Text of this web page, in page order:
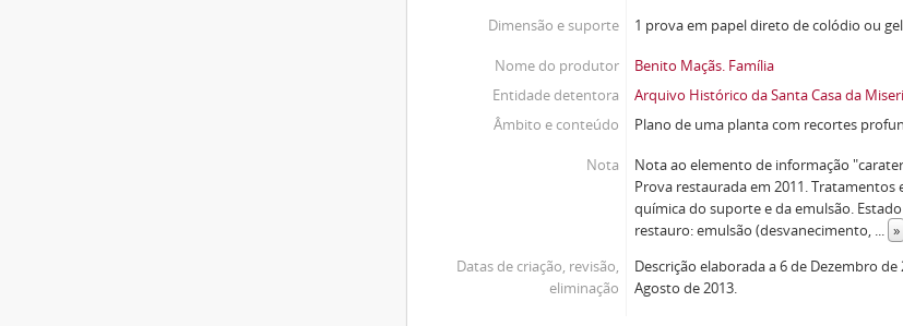
Dimensão e suporte
1 prova em papel direto de colódio ou
Nome do produtor
Benito Maçãs. Família
Entidade detentora
Arquivo Histórico da Santa Casa da
Âmbito e conteúdo
Plano de uma planta com recortes
Nota
Nota ao elemento de informação
Prova restaurada em 2011. Tratamentos
química do suporte e da emulsão.
restauro: emulsão (desvanecimento, ... »
Datas de criação, revisão,
eliminação
Descrição elaborada a 6 de Dezembro
Agosto de 2013.